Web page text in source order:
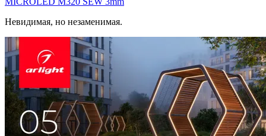
Невидимая, но незаменимая.